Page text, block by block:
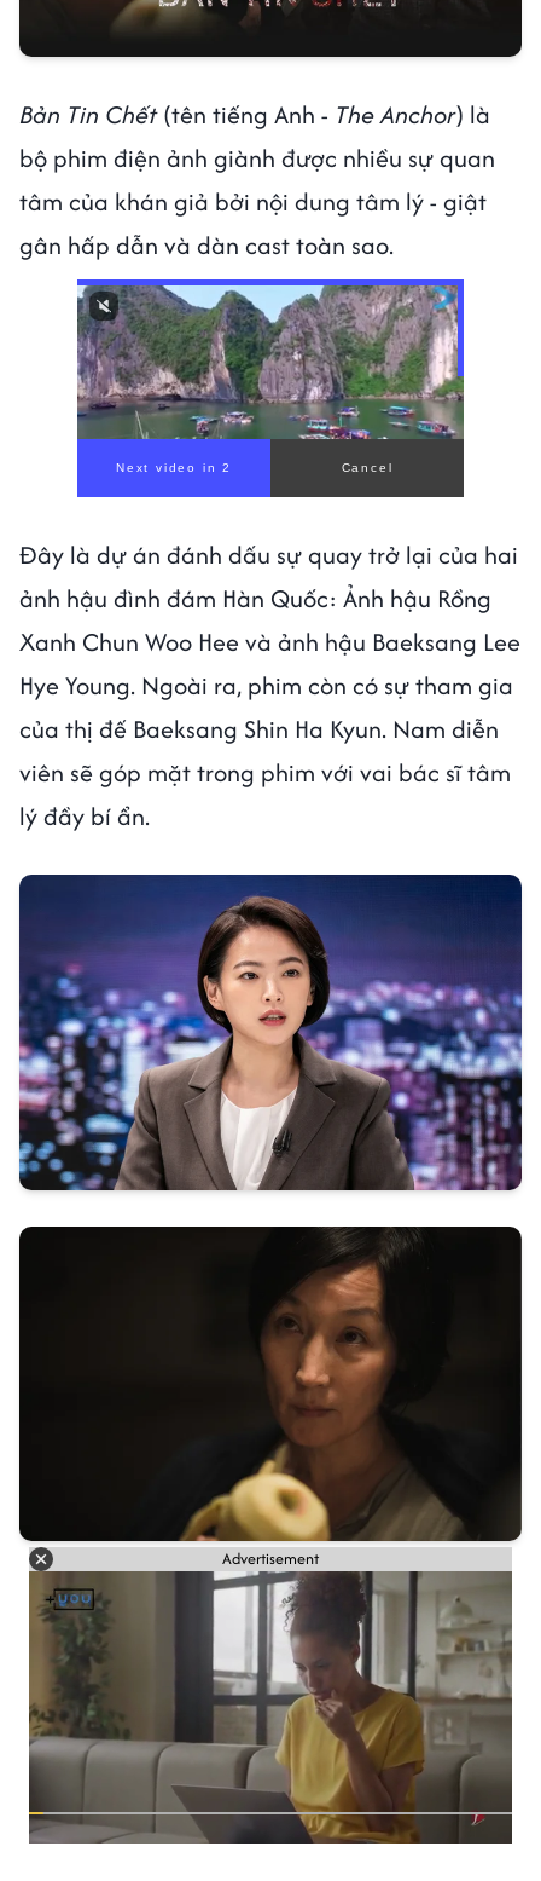
Bản Tin Chết(tên tiếng Anh - The Anchor) là
bộ phim điện ảnh giành được nhiều sự quan
tâm của khán giả bởi nội dung tâm lý - giật
gân hấp dẫn và dàn cast toàn sao.
Đây là dự án đánh dấu sự quay trở lại của hai
ảnh hậu đình đám Hàn Quốc: Ảnh hậu Rồng
Xanh Chun Woo Hee và ảnh hậu Baeksang Lee
Hye Young. Ngoài ra, phim còn có sự tham gia
của thị đế Baeksang Shin Ha Kyun. Nam diễn
viên sẽ góp mặt trong phim với vai bác sĩ tâm
lý đầy bí ẩn.
Advertisement